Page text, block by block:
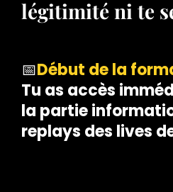
légitimité ni te
📅Début de la
Tu as accès
la partie
replays des lives